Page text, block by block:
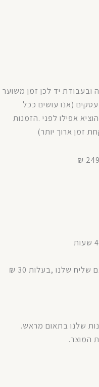
ובעבודת יד לכן זמן משוער
עסקים (אנו עושים ככל
אפילו לפני .הזמנות
זמן ארוך יותר)
*יש ליצור קשר עם קבלת המוצר תוך 48 שעות
שלנו בתאום מראש.